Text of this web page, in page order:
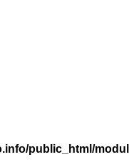
public_html/